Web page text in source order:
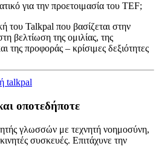
για την προετοιμασία του TEF;
του Talkpal που βασίζεται στην
βελτίωση της ομιλίας, της
της προφοράς – κρίσιμες δεξιότητες
talkpal
οποτεδήποτε
γλωσσών με τεχνητή νοημοσύνη,
συσκευές. Επιτάχυνε την